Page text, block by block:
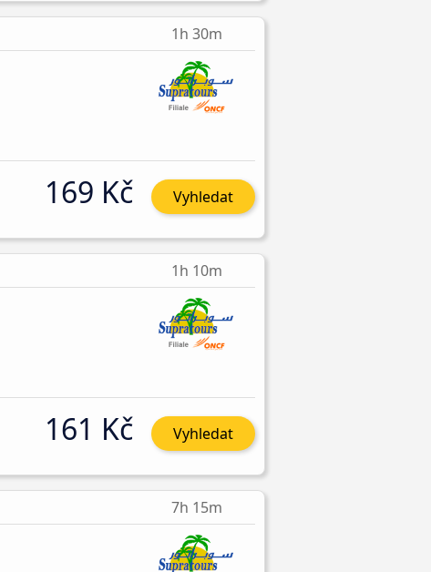
1h 30m
169 Kč Vyhledat
1h 10m
161 Kč Vyhledat
7h 15m